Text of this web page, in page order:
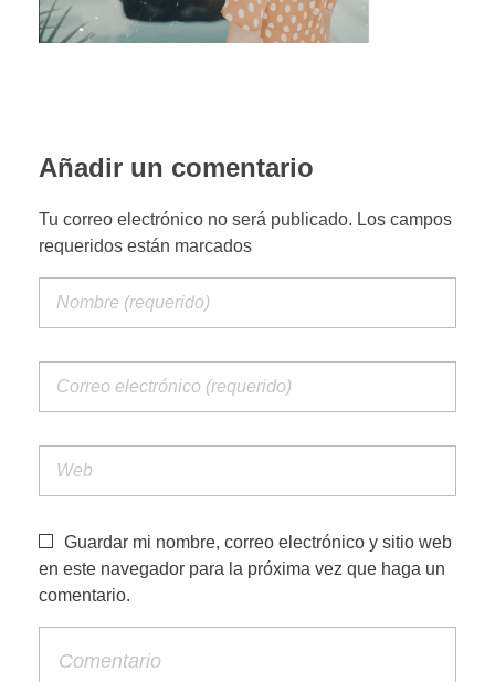
CONTACTA
Añadir un comentario
Tu correo electrónico no será publicado. Los campos
requeridos están marcados
Guardar mi nombre, correo electrónico y sitio web
en este navegador para la próxima vez que haga un
comentario.